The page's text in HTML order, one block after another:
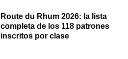
Route du Rhum 2026: la lista
completa de los 118 patrones
inscritos por clase